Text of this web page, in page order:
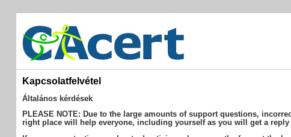
Kapcsolatfelvétel
Általános kérdések
PLEASE NOTE: Due to the large amounts of support questions,
right place will help everyone, including yourself as you will get a reply